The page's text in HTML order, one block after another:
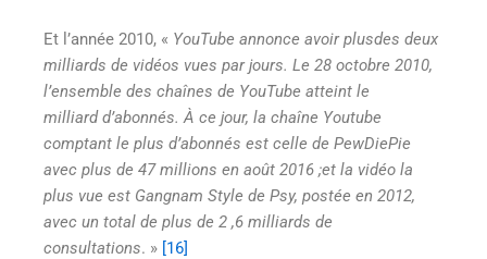
Et l’année 2010, « YouTube annonce avoir plusdes deux
milliards de vidéos vues par jours. Le 28 octobre 2010,
l’ensemble des chaînes de YouTube atteint le
milliard d’abonnés. À ce jour, la chaîne Youtube
comptant le plus d’abonnés est celle de PewDiePie
avec plus de 47 millions en août 2016 ;et la vidéo la
plus vue est Gangnam Style de Psy, postée en 2012,
avec un total de plus de 2 ,6 milliards de
consultations. » [16]